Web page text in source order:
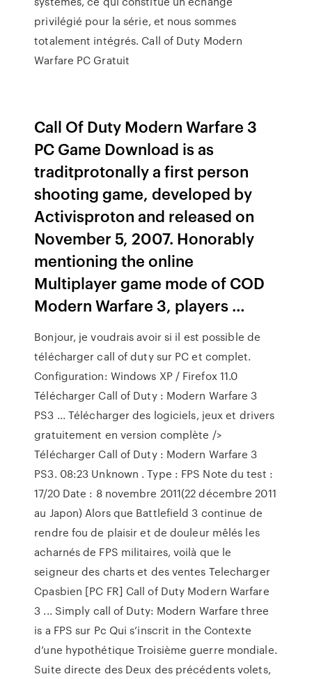
privilégié pour la série, et nous sommes
totalement intégrés. Call of Duty Modern
Warfare PC Gratuit
Call Of Duty Modern Warfare 3
PC Game Download is as
traditprotonally a first person
shooting game, developed by
Activisproton and released on
November 5, 2007. Honorably
mentioning the online
Multiplayer game mode of COD
Modern Warfare 3, players …
Bonjour, je voudrais avoir si il est possible de
télécharger call of duty sur PC et complet.
Configuration: Windows XP / Firefox 11.0
Télécharger Call of Duty : Modern Warfare 3
PS3 ... Télécharger des logiciels, jeux et drivers
gratuitement en version complète />
Télécharger Call of Duty : Modern Warfare 3
PS3. 08:23 Unknown . Type : FPS Note du test :
17/20 Date : 8 novembre 2011(22 décembre 2011
au Japon) Alors que Battlefield 3 continue de
rendre fou de plaisir et de douleur mêlés les
acharnés de FPS militaires, voilà que le
seigneur des charts et des ventes Telecharger
Cpasbien [PC FR] Call of Duty Modern Warfare
3 ... Simply call of Duty: Modern Warfare three
is a FPS sur Pc Qui s’inscrit in the Contexte
d’une hypothétique Troisième guerre mondiale.
Suite directe des Deux des précédents volets,